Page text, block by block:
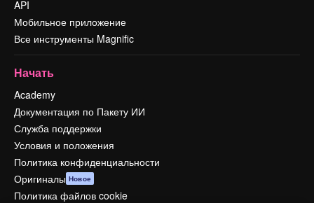
API
Мобильное приложение
Все инструменты Magnific
Начать
Academy
Документация по Пакету ИИ
Служба поддержки
Условия и положения
Политика конфиденциальности
Оригиналы Новое
Политика файлов cookie